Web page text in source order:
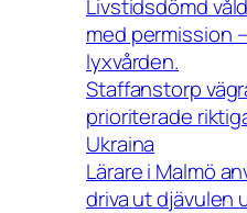
Livstidsdömd
med permission
lyxvården.
Staffanstorp
prioriterade
Ukraina
Lärare i Malmö
driva ut djävulen